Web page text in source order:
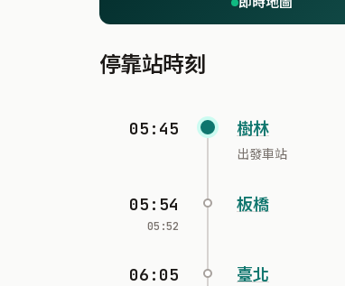
停靠站時刻
05:45 樹林
出發車站
05:54
05:52
板橋
06:05 臺北